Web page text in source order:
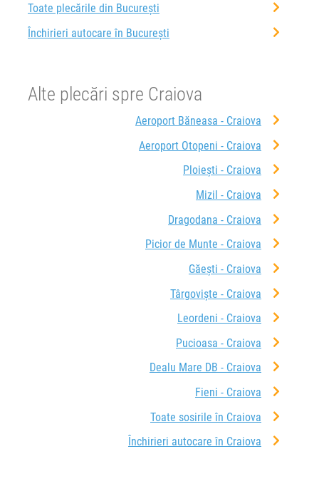
Toate plecările din București
Închirieri autocare în București
Alte plecări spre Craiova
Aeroport Băneasa - Craiova
Aeroport Otopeni - Craiova
Ploiești - Craiova
Mizil - Craiova
Dragodana - Craiova
Picior de Munte - Craiova
Găești - Craiova
Târgoviște - Craiova
Leordeni - Craiova
Pucioasa - Craiova
Dealu Mare DB - Craiova
Fieni - Craiova
Toate sosirile în Craiova
Închirieri autocare în Craiova